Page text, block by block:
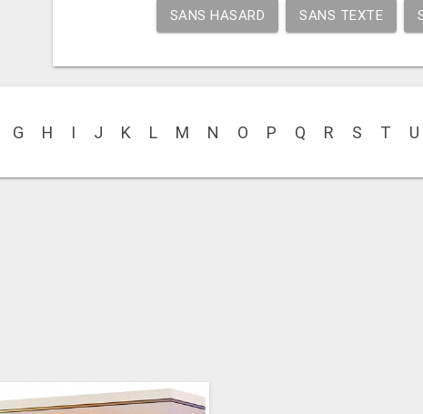
SANS HASARD SANS TEXTE
G H I J K L M N O P Q R S T U